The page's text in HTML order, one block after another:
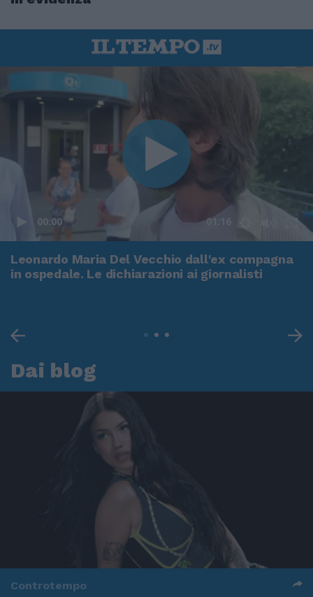
00:00 01:16
Leonardo Maria Del Vecchio dall'ex compagna
in ospedale. Le dichiarazioni ai giornalisti
Dai blog
Controtempo